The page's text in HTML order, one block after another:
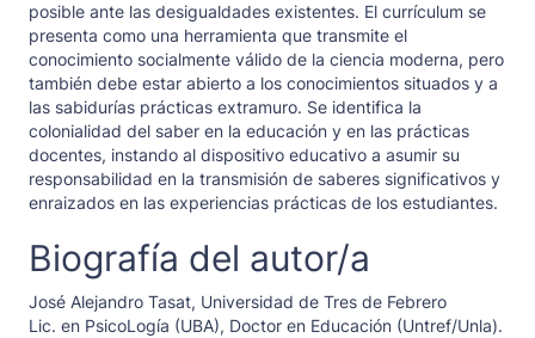
posible ante las desigualdades existentes. El currículum se
presenta como una herramienta que transmite el
conocimiento socialmente válido de la ciencia moderna, pero
también debe estar abierto a los conocimientos situados y a
las sabidurías prácticas extramuro. Se identifica la
colonialidad del saber en la educación y en las prácticas
docentes, instando al dispositivo educativo a asumir su
responsabilidad en la transmisión de saberes significativos y
enraizados en las experiencias prácticas de los estudiantes.
Biografía del autor/a
José Alejandro Tasat, Universidad de Tres de Febrero
Lic. en PsicoLogía (UBA), Doctor en Educación (Untref/Unla).